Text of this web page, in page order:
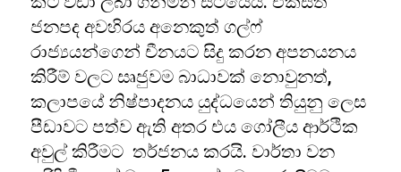
ජනපද අවහිරය අනෙකුත් ගල්ෆ්
රාජ්‍යයන්ගෙන් චීනයට සිදු කරන අපනයනය
කිරීම් වලට සෘජුවම බාධාවක් නොවුනත්,
කලාපයේ නිෂ්පාදනය යුද්ධයෙන් තියුනු ලෙස
පීඩාවට පත්ව ඇති අතර එය ගෝලීය ආර්ථික
අවුල් කිරීමට තර්ජනය කරයි. වාර්තා වන